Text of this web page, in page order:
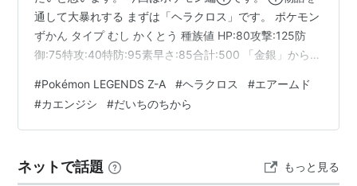
タイプ むし かくとう
特性 通常特性 むしのしらせ こんじょう
隠れ特性 じしんかじょう
タマゴグループ むし
重さ 54.0kg
通して大暴れする まずは「ヘラクロス」です。 ポケモン
ずかん タイプ むし かくとう 種族値 HP:80攻撃:125防
御:75特攻:40特防:95素早さ:85合計:500 「金銀」から登
ワガタをモチーフとしたクワガノンとはライバル関係に
当たり、何故かカイロスとは結構仲良しらしいです。 本
作では再序盤のサブミッションで「ポワ」という名前で
性能、更に時期的に未進化のポケモンが多い…
#Pokémon LEGENDS Z-A #ヘラクロス #エアームド
#カエンジシ #だいちのちから
ネットで話題 もっと見る